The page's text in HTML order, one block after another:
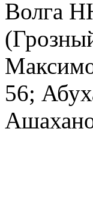
Волга
56;